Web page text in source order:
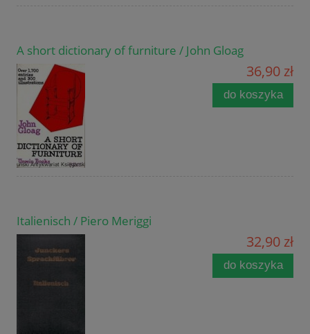
A short dictionary of furniture / John Gloag
36,90 zł
do koszyka
Italienisch / Piero Meriggi
32,90 zł
do koszyka